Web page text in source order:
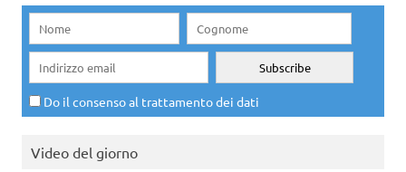
Do il consenso al trattamento dei dati
Video del giorno